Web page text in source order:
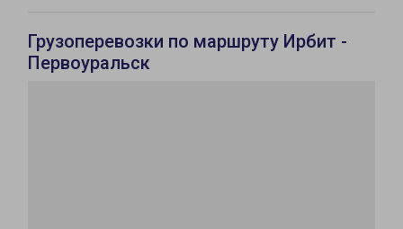
Грузоперевозки по маршруту Ирбит -
Первоуральск